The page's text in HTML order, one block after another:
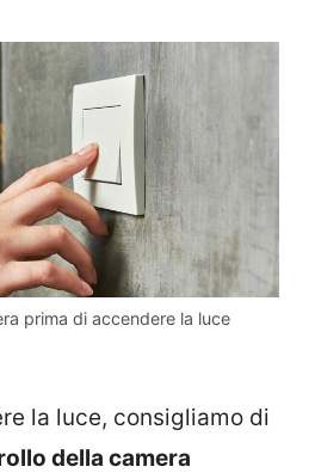
prima di accendere la luce
la luce, consigliamo di
della camera